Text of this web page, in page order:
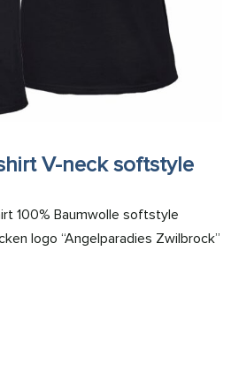
V-neck softstyle
100% Baumwolle softstyle
logo “Angelparadies Zwilbrock”